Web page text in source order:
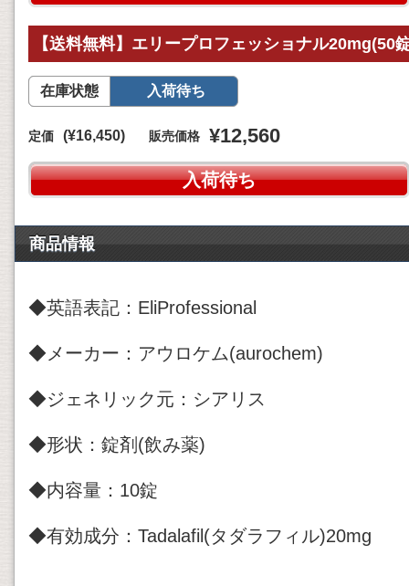
【送料無料】エリープロフェッショナル20mg(50
在庫状態 入荷待ち
定価 (¥16,450) 販売価格 ¥12,560
入荷待ち
商品情報
◆英語表記：EliProfessional
◆メーカー：アウロケム(aurochem)
◆ジェネリック元：シアリス
◆形状：錠剤(飲み薬)
◆内容量：10錠
◆有効成分：Tadalafil(タダラフィル)20mg